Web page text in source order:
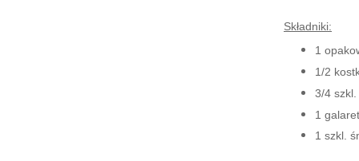
Składniki:
1
1/2
3/4
1
1 szkl.